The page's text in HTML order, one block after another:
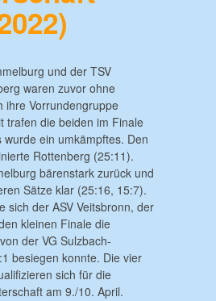
und der TSV
waren zuvor ohne
ihre Vorrundengruppe
trafen die beiden im Finale
wurde ein umkämpftes. Den
Rottenberg (25:11).
bärenstark zurück und
Sätze klar (25:16, 15:7).
sich der ASV Veitsbronn, der
kleinen Finale die
der VG Sulzbach-
besiegen konnte. Die vier
sich für die
am 9./10. April.